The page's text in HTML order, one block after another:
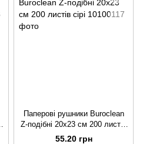
Паперові рушники Buroclean
Z-подібні 20x23 см 200 листів
сірі
55.20 грн